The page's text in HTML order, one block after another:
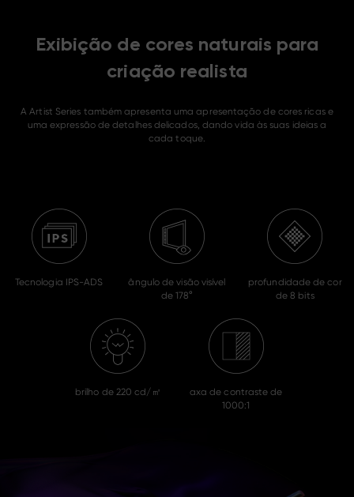
Exibição de cores naturais para
criação realista
A Artist Series também apresenta uma apresentação de cores ricas e
uma expressão de detalhes delicados, dando vida às suas ideias a
cada toque.
Tecnologia IPS-ADS
ângulo de visão visível
de 178°
profundidade de cor
de 8 bits
brilho de 220 cd/㎡
axa de contraste de
1000:1